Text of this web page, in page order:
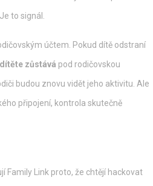
to signál.
účtem. Pokud dítě odstraní
zůstává pod rodičovskou
budou znovu vidět jeho aktivitu. Ale
připojení, kontrola skutečně
Family Link proto, že chtějí hackovat